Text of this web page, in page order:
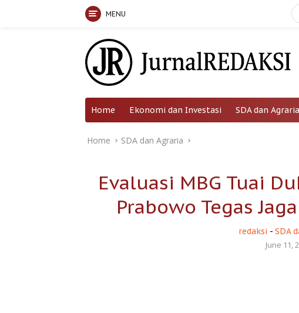
MENU
Home Ekonomi dan Investasi SDA dan Agraria
Home SDA dan Agraria
Evaluasi MBG Tuai
Prabowo Tegas
redaksi - SDA
June 11,